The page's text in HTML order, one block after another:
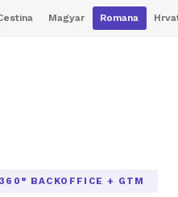
Magyar Romana
BACKOFFICE + GTM